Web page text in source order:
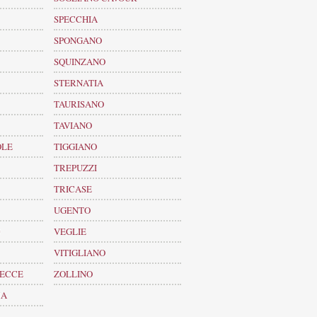
SPECCHIA
SPONGANO
SQUINZANO
STERNATIA
TAURISANO
TAVIANO
TIGGIANO
TREPUZZI
TRICASE
UGENTO
VEGLIE
VITIGLIANO
ZOLLINO